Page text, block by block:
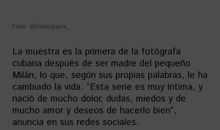
Foto: @myreguera_
La muestra es la primera de la fotógrafa
cubana después de ser madre del pequeño
Milán, lo que, según sus propias palabras, le ha
cambiado la vida. “Esta serie es muy íntima, y
nació de mucho dolor, dudas, miedos y de
mucho amor y deseos de hacerlo bien”,
anuncia en sus redes sociales.